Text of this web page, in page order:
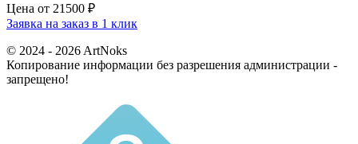
Цена от 21500 ₽
Заявка на заказ в 1 клик
© 2024 - 2026 ArtNoks
Копирование информации без разрешения администрации -
запрещено!